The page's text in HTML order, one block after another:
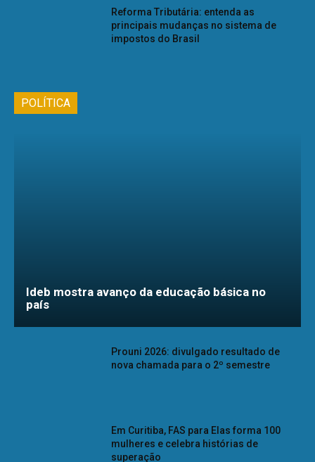
Reforma Tributária: entenda as
principais mudanças no sistema de
impostos do Brasil
POLÍTICA
Ideb mostra avanço da educação básica no
país
Prouni 2026: divulgado resultado de
nova chamada para o 2º semestre
Em Curitiba, FAS para Elas forma 100
mulheres e celebra histórias de
superação